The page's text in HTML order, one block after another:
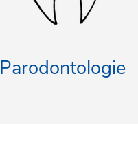
Parodontologie